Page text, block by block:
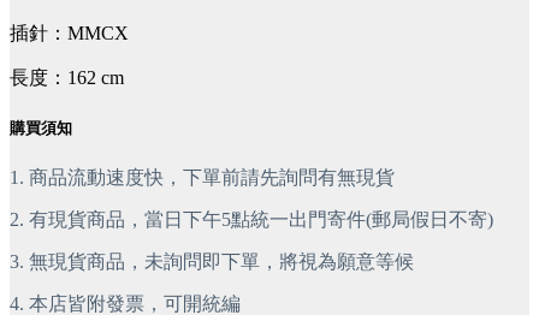
插針：MMCX
長度：162 cm
購買須知
1. 商品流動速度快，下單前請先詢問有無現貨
2. 有現貨商品，當日下午5點統一出門寄件(郵局假日不寄)
3. 無現貨商品，未詢問即下單，將視為願意等候
4. 本店皆附發票，可開統編